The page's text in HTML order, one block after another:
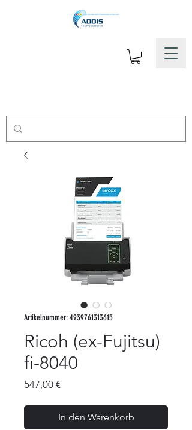
Artikelnummer: 4939761313615
Ricoh (ex-Fujitsu)
fi-8040
547,00 €Preis
In den Warenkorb